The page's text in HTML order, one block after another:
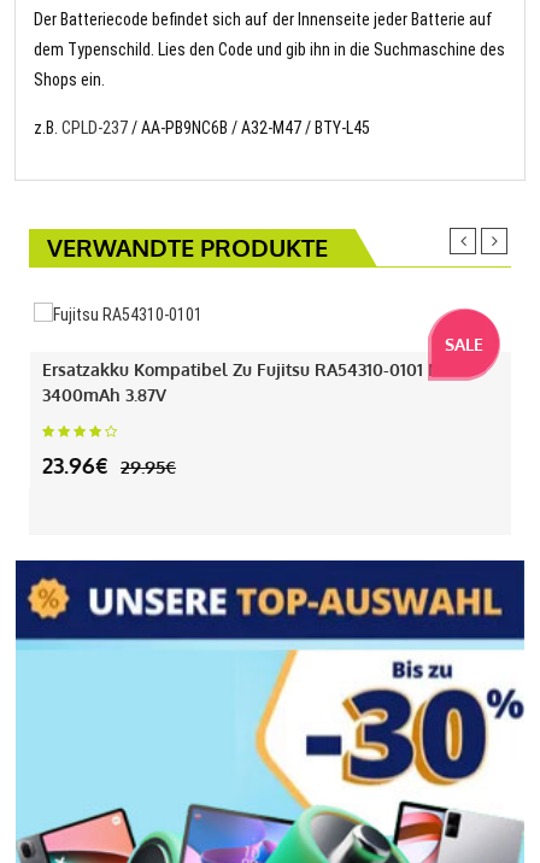
Der Batteriecode befindet sich auf der Innenseite jeder Batterie auf
dem Typenschild. Lies den Code und gib ihn in die Suchmaschine des
Shops ein.
z.B. CPLD-237/ AA-PB9NC6B / A32-M47 / BTY-L45
VERWANDTE PRODUKTE
SALE
Ersatzakku Kompatibel Zu Fujitsu RA54310-0101 Mit
3400mAh 3.87V
23.96€ 29.95€